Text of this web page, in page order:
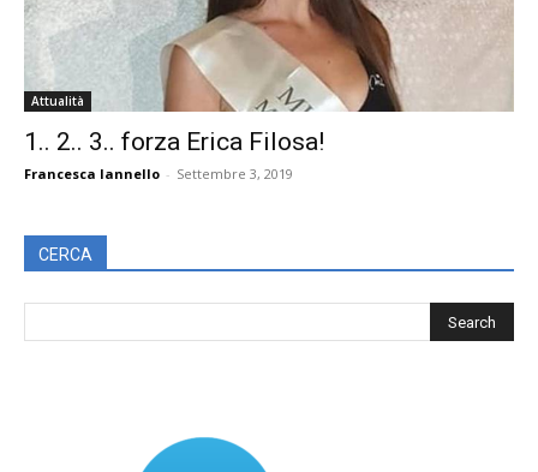
Attualità
1.. 2.. 3.. forza Erica Filosa!
Francesca Iannello - Settembre 3, 2019
CERCA